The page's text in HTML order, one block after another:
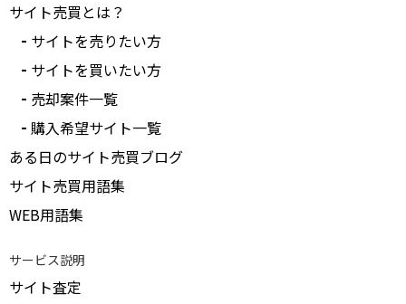
サイト売買とは？
サイトを売りたい方
サイトを買いたい方
売却案件一覧
購入希望サイト一覧
ある日のサイト売買ブログ
サイト売買用語集
WEB用語集
サービス説明
サイト査定